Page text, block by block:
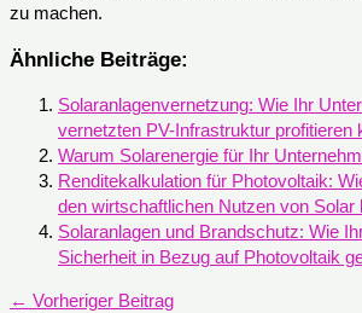
zu machen.
Ähnliche Beiträge:
Solaranlagenvernetzung: Wie Ihr
vernetzten PV-Infrastruktur profitieren
Warum Solarenergie für Ihr
Renditekalkulation für Photovoltaik:
den wirtschaftlichen Nutzen von Solar
Solaranlagen und Brandschutz: Wie
Sicherheit in Bezug auf Photovoltaik
← Vorheriger Beitrag